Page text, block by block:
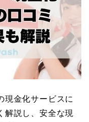
現金化サービスに
解説し、安全な現